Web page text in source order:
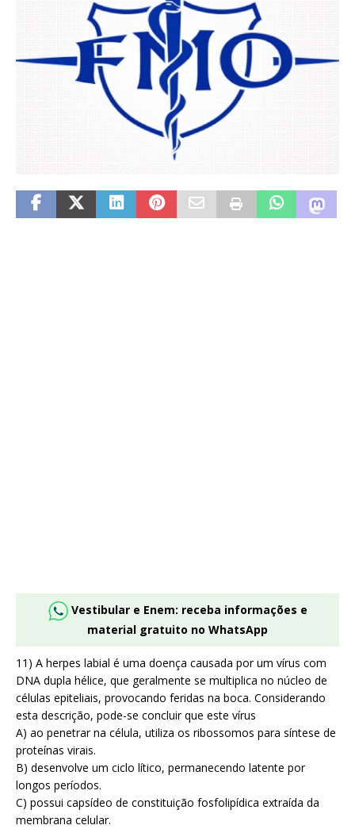
Vestibular e Enem: receba informações e
material gratuito no WhatsApp
11) A herpes labial é uma doença causada por um vírus com
DNA dupla hélice, que geralmente se multiplica no núcleo de
células epiteliais, provocando feridas na boca. Considerando
esta descrição, pode-se concluir que este vírus
A) ao penetrar na célula, utiliza os ribossomos para síntese de
proteínas virais.
B) desenvolve um ciclo lítico, permanecendo latente por
longos períodos.
C) possui capsídeo de constituição fosfolipídica extraída da
membrana celular.